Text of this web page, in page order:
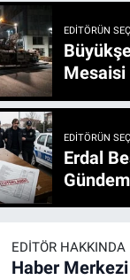
EDITÖRÜN
Büyükşehir’den 3 İlçe 20
Mesaisi
EDITÖRÜN
Erdal
EDITÖR HAKKINDA
Haber Merkezi